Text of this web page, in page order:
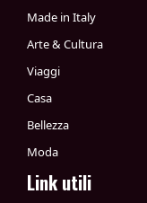
Made in Italy
Arte & Cultura
Viaggi
Casa
Bellezza
Moda
Link utili